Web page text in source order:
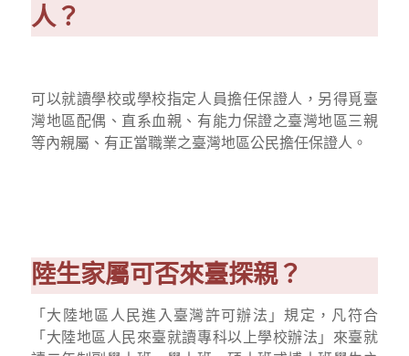
人？
可以就讀學校或學校指定人員擔任保證人，另得覓臺
灣地區配偶、直系血親、有能力保證之臺灣地區三親
等內親屬、有正當職業之臺灣地區公民擔任保證人。
陸生家屬可否來臺探親？
「大陸地區人民進入臺灣許可辦法」規定，凡符合
「大陸地區人民來臺就讀專科以上學校辦法」來臺就